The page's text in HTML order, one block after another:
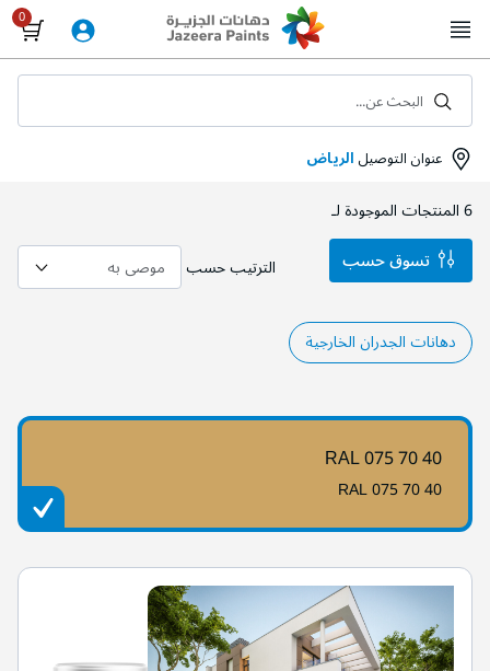
to
Content
عنوان التوصيلالرياض
البحث عن...
6المنتجات الموجودة لـ
الترتيب حسب
دهانات الجدران الخارجية
RAL 075 70 40
RAL 075 70 40
تسوق حسب